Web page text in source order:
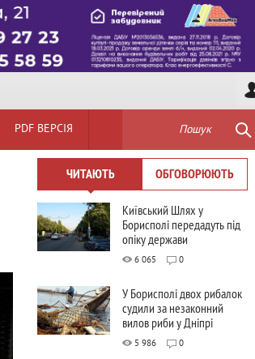
PDF ВЕРСІЯ Пошук
ЧИТАЮТЬ ОБГОВОРЮЮТЬ
Київський Шлях у
Борисполі передадуть під
опіку держави
6 065 0
У Борисполі двох рибалок
судили за незаконний
вилов риби у Дніпрі
5 986 0